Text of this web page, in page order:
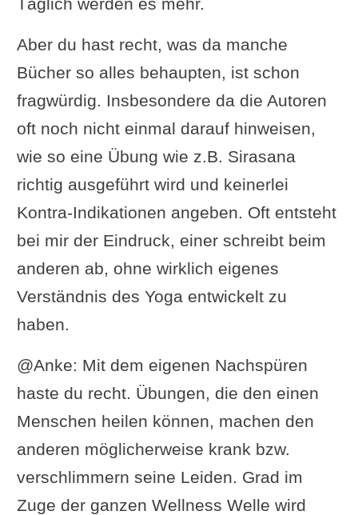
Aber du hast recht, was da manche
Bücher so alles behaupten, ist schon
fragwürdig. Insbesondere da die Autoren
oft noch nicht einmal darauf hinweisen,
wie so eine Übung wie z.B. Sirasana
richtig ausgeführt wird und keinerlei
Kontra-Indikationen angeben. Oft entsteht
bei mir der Eindruck, einer schreibt beim
anderen ab, ohne wirklich eigenes
Verständnis des Yoga entwickelt zu
haben.
@Anke: Mit dem eigenen Nachspüren
haste du recht. Übungen, die den einen
Menschen heilen können, machen den
anderen möglicherweise krank bzw.
verschlimmern seine Leiden. Grad im
Zuge der ganzen Wellness Welle wird